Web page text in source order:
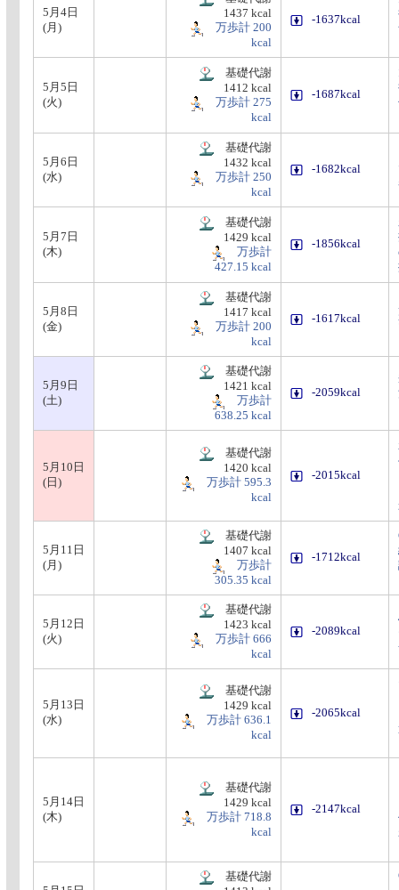
5月4日
(月)
1437 kcal
万歩計 200
kcal
-1637kcal
5月5日
(火)
基礎代謝
1412 kcal
万歩計 275
kcal
-1687kcal
5月6日
(水)
基礎代謝
1432 kcal
万歩計 250
kcal
-1682kcal
5月7日
(木)
基礎代謝
1429 kcal
万歩計
427.15 kcal
-1856kcal
5月8日
(金)
基礎代謝
1417 kcal
万歩計 200
kcal
-1617kcal
5月9日
(土)
基礎代謝
1421 kcal
万歩計
638.25 kcal
-2059kcal
5月10日
(日)
基礎代謝
1420 kcal
万歩計 595.3
kcal
-2015kcal
5月11日
(月)
基礎代謝
1407 kcal
万歩計
305.35 kcal
-1712kcal
5月12日
(火)
基礎代謝
1423 kcal
万歩計 666
kcal
-2089kcal
5月13日
(水)
基礎代謝
1429 kcal
万歩計 636.1
kcal
-2065kcal
5月14日
(木)
基礎代謝
1429 kcal
万歩計 718.8
kcal
-2147kcal
基礎代謝